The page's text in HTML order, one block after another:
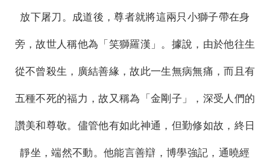
放下屠刀。成道後，尊者就將這兩只小獅子帶在身
旁，故世人稱他為「笑獅羅漢」。據說，由於他往生
從不曾殺生，廣結善緣，故此一生無病無痛，而且有
五種不死的福力，故又稱為「金剛子」，深受人們的
讚美和尊敬。儘管他有如此神通，但勤修如故，終日
靜坐，端然不動。他能言善辯，博學強記，通曉經